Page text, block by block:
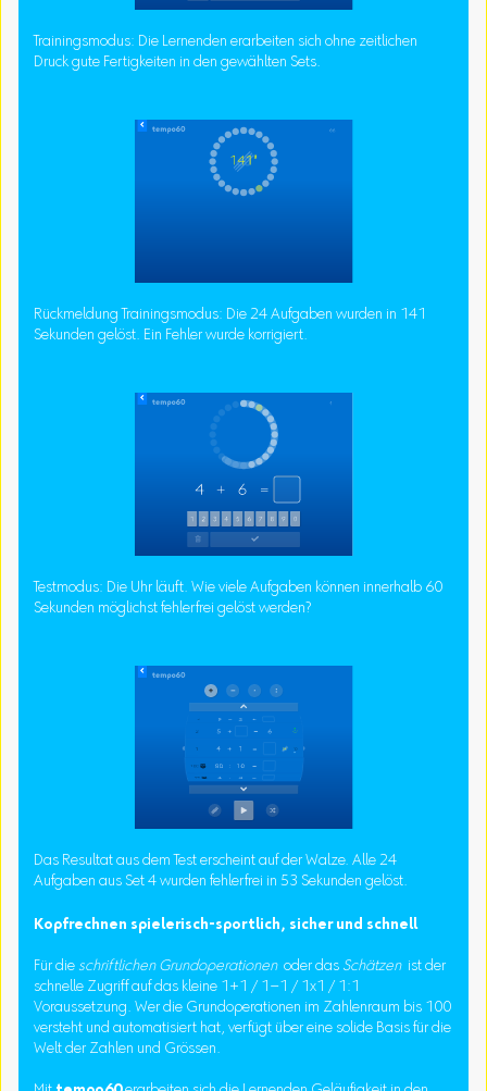
Trainingsmodus: Die Lernenden erarbeiten sich ohne zeitlichen
Druck gute Fertigkeiten in den gewählten Sets.
Rückmeldung Trainingsmodus: Die 24 Aufgaben wurden in 141
Sekunden gelöst. Ein Fehler wurde korrigiert.
Testmodus: Die Uhr läuft. Wie viele Aufgaben können innerhalb 60
Sekunden möglichst fehlerfrei gelöst werden?
Das Resultat aus dem Test erscheint auf der Walze. Alle 24
Aufgaben aus Set 4 wurden fehlerfrei in 53 Sekunden gelöst.
Kopfrechnen spielerisch-sportlich, sicher und schnell
Für die schriftlichen Grundoperationenoder das Schätzenist der
schnelle Zugriff auf das kleine 1+1 / 1–1 / 1x1 / 1:1
Voraussetzung. Wer die Grundoperationen im Zahlenraum bis 100
versteht und automatisiert hat, verfügt über eine solide Basis für die
Welt der Zahlen und Grössen.